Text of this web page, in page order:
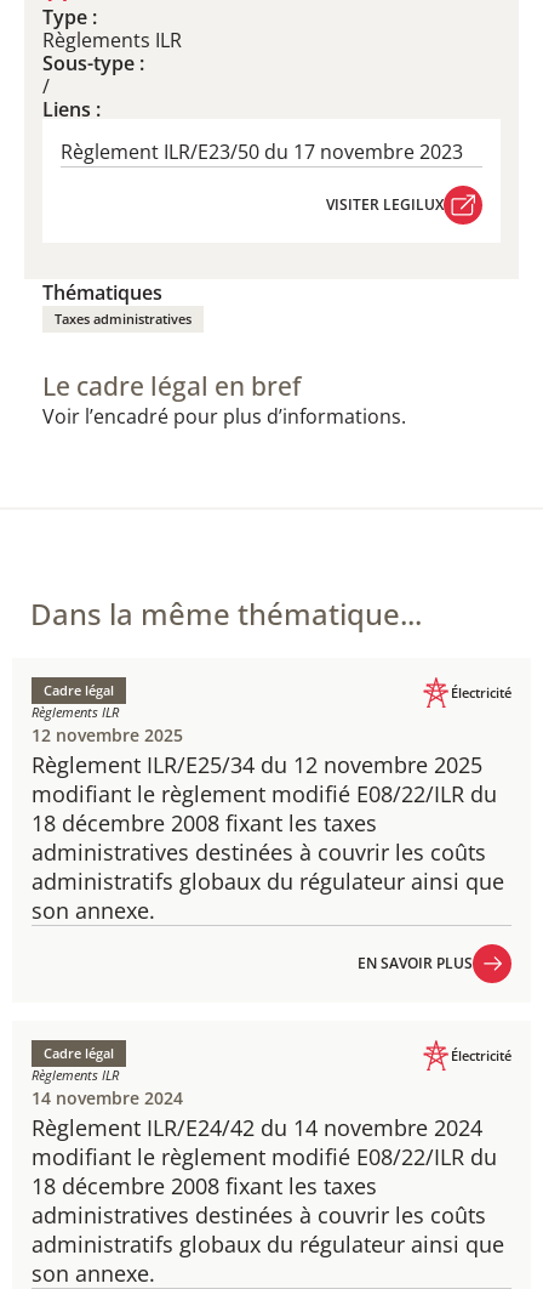
Type :
Règlements ILR
Sous-type :
/
Liens :
Règlement ILR/E23/50 du 17 novembre 2023
VISITER LEGILUX
Thématiques
Taxes administratives
Le cadre légal en bref
Voir l’encadré pour plus d’informations.
Dans la même thématique...
Règlement ILR/E25/34 du 12 novembre 2025
modifiant le règlement modifié E08/22/ILR du
18 décembre 2008 fixant les taxes
administratives destinées à couvrir les coûts
administratifs globaux du régulateur ainsi que
son annexe.
Cadre légal
Règlements ILR
Électricité
12 novembre 2025
EN SAVOIR PLUS
Règlement ILR/E24/42 du 14 novembre 2024
​modifiant le règlement modifié E08/22/ILR du
18 décembre 2008 fixant les taxes
administratives destinées à couvrir les coûts
administratifs globaux du régulateur ainsi que
son annexe.
Cadre légal
Règlements ILR
Électricité
14 novembre 2024